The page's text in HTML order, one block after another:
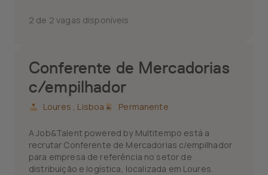
2 de 2 vagas disponíveis
Conferente de Mercadorias
c/empilhador
Loures , Lisboa Permanente
A Job&Talent powered by Multitempo está a
recrutar Conferente de Mercadorias c/empilhador
para empresa de referência no setor de
distribuição e logística, localizada em Loures.